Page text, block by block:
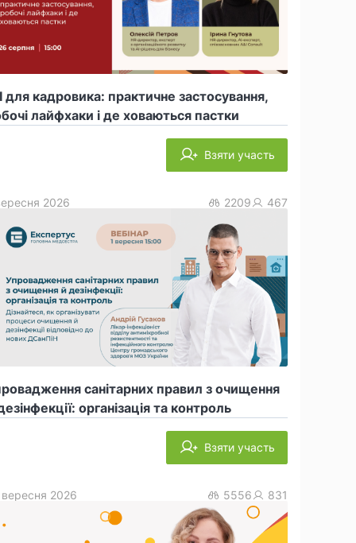
для кадровика: практичне застосування,
лайфхаки і де ховаються пастки
Взяти участь
санітарних правил з очищення
організація та контроль
2026 2209 467
Взяти участь
вересня 2026 5556 831